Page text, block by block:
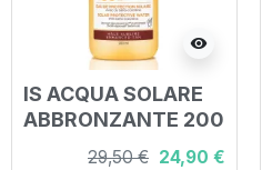
visibility
IS ACQUA SOLARE
ABBRONZANTE 200
29,50 € 24,90 €